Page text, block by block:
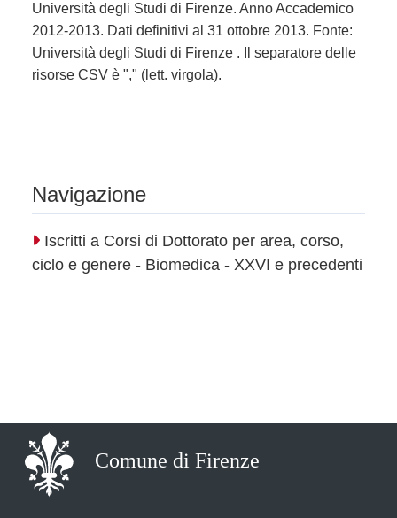
Università degli Studi di Firenze. Anno Accademico
2012-2013. Dati definitivi al 31 ottobre 2013. Fonte:
Università degli Studi di Firenze . Il separatore delle
risorse CSV è "," (lett. virgola).
Navigazione
Iscritti a Corsi di Dottorato per area, corso,
ciclo e genere - Biomedica - XXVI e precedenti
Comune di Firenze